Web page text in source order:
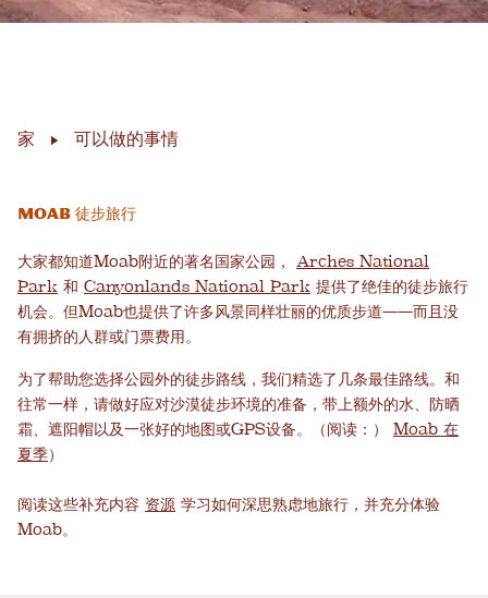
家 可以做的事情
Moab 徒步旅行
大家都知道Moab附近的著名国家公园， Arches National
Park 和 Canyonlands National Park 提供了绝佳的徒步旅行
机会。但Moab也提供了许多风景同样壮丽的优质步道——而且没
有拥挤的人群或门票费用。
为了帮助您选择公园外的徒步路线，我们精选了几条最佳路线。和
往常一样，请做好应对沙漠徒步环境的准备，带上额外的水、防晒
霜、遮阳帽以及一张好的地图或GPS设备。（阅读：） Moab 在
夏季）
阅读这些补充内容 资源 学习如何深思熟虑地旅行，并充分体验
Moab。